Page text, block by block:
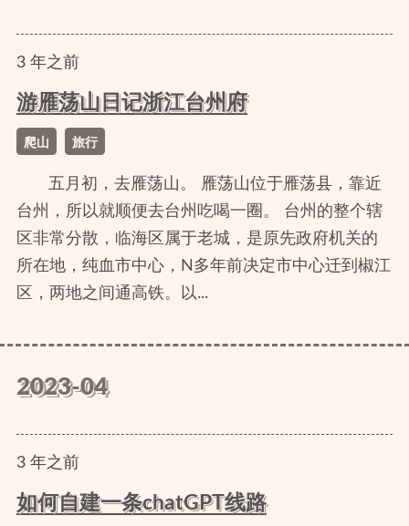
3年之前
游雁荡山日记浙江台州府
爬山 旅行
五月初，去雁荡山。 雁荡山位于雁荡县，靠近
台州，所以就顺便去台州吃喝一圈。 台州的整个辖
区非常分散，临海区属于老城，是原先政府机关的
所在地，纯血市中心，N多年前决定市中心迁到椒江
区，两地之间通高铁。以...
2023-04
3年之前
如何自建一条chatGPT线路